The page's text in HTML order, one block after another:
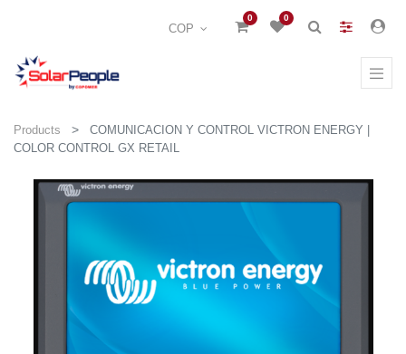
COP
0 0
Products
COMUNICACION Y CONTROL VICTRON ENERGY |
COLOR CONTROL GX RETAIL